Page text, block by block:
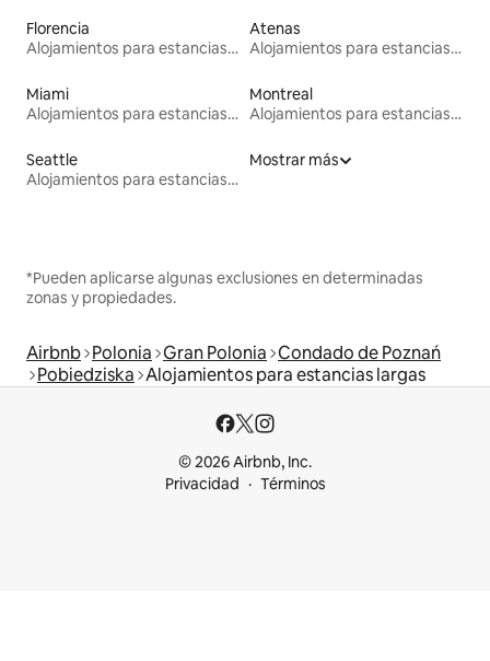
Florencia
Alojamientos para estancias largas
Atenas
Alojamientos para estancias largas
Miami
Alojamientos para estancias largas
Montreal
Alojamientos para estancias largas
Seattle
Alojamientos para estancias largas
Mostrar más
*Pueden aplicarse algunas exclusiones en determinadas
zonas y propiedades.
Airbnb Polonia Gran Polonia Condado de Poznań
Pobiedziska Alojamientos para estancias largas
© 2026 Airbnb, Inc.
Privacidad
Términos